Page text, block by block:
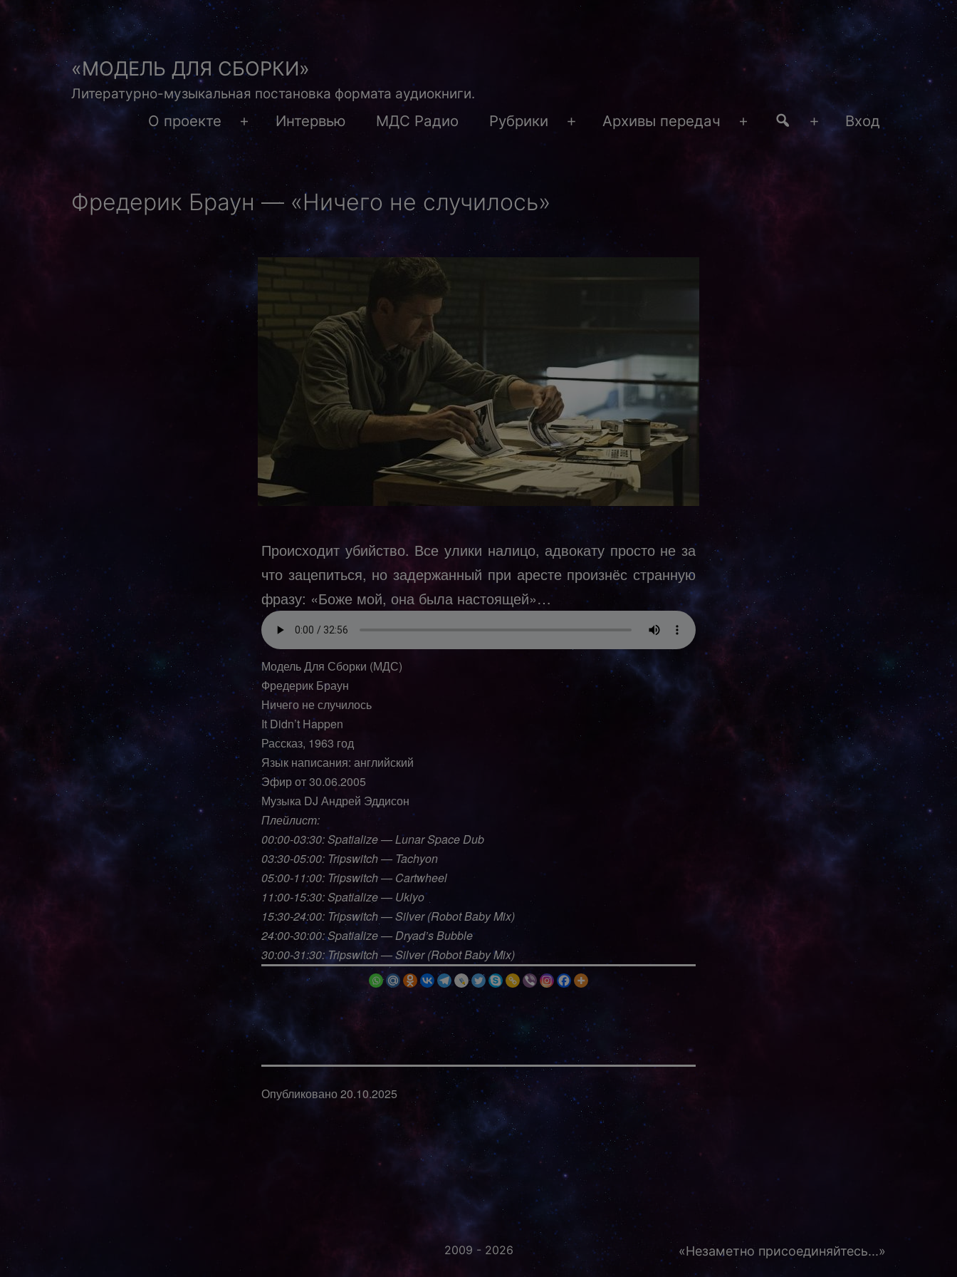
Перейти
содержимому«МОДЕЛЬ ДЛЯ СБОРКИ»
Литературно-музыкальная постановка формата аудиокниги.
О проекте
Открыть
меню
Интервью МДС Радио Рубрики
ОткрытьАрхивы передач
Открыть
Открыть
Вход
Фредерик Браун — «Ничего не случилось»
Происходит убийство. Все улики налицо, адвокату просто не за
что зацепиться, но задержанный при аресте произнёс странную
фразу: «Боже мой, она была настоящей»…
Модель Для Сборки (МДС)
Фредерик Браун
Ничего не случилось
It Didn’t Happen
Рассказ, 1963 год
Язык написания: английский
Эфир от 30.06.2005
Музыка DJ Андрей Эддисон
Плейлист:
00:00-03:30: Spatialize — Lunar Space Dub
03:30-05:00: Tripswitch — Tachyon
05:00-11:00: Tripswitch — Cartwheel
11:00-15:30: Spatialize — Ukiyo
15:30-24:00: Tripswitch — Silver (Robot Baby Mix)
24:00-30:00: Spatialize — Dryad’s Bubble
30:00-31:30: Tripswitch — Silver (Robot Baby Mix)
Опубликовано20.10.2025
2009 - 2026 «Незаметно присоединяйтесь...»